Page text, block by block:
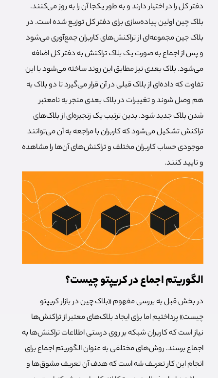
دفتر کل را در اختیار دارند و به طور یکجا آن را به روز می‌کنند.
بلاک چین اولین پیاده‌سازی برای دفتر کل توزیع شده است. در
بلاک جین مجموعه‌ای از تراکنش‌های کاربران جمع‌آوری می‌شود
و پس از اجماع به صورت یک بلاک تراکنش به دفتر کل اضافه
می‌شود. بلاک بعدی نیز مطابق این روند ساخته می‌شود با این
تفاوت که داده‌ای از بلاک قبلی در آن قرار می‌گیرد تا دو بلاک به
هم وصل شوند و تغییرات در بلاک بعدی منجر به نامعتبر
شدن بلاک جدید شود. بدین ترتیب یک زنجیره‌ای از بلاک‌های
تراکنش تشکیل می‌شود که کاربران با مراجعه به آن می‌توانند
موجودی حساب کاربران مختلف و تراکنش‌های آن‌ها را مشاهده
و تایید کنند.
الگوریتم اجماع در کریپتو چیست؟
در بخش قبل به بررسی مفهوم «بلاک چین در بازار کریپتو
چیست» پرداختیم اما برای ایجاد بلاک‌های معتبر از تراکنش‌ها
نیاز است که کاربران شبکه بر روی درستی اطلاعات تراکنش‌ها به
اجماع برسند. روش‌های مختلفی به عنوان الگوریتم اجماع برای
انجام این کار تعریف شه است که هدف آن تعریف مشوق‌ها و